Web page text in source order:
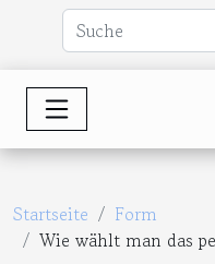
Startseite
Form
Wie wählt man das